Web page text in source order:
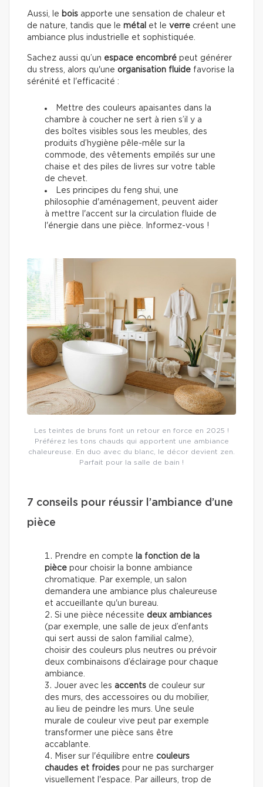
Aussi, le bois apporte une sensation de chaleur et
de nature, tandis que le métal et le verre créent une
ambiance plus industrielle et sophistiquée.
Sachez aussi qu’un espace encombré peut générer
du stress, alors qu'une organisation fluide favorise la
sérénité et l'efficacité :
Mettre des couleurs apaisantes dans la
chambre à coucher ne sert à rien s’il y a
des boîtes visibles sous les meubles, des
produits d’hygiène pêle-mêle sur la
commode, des vêtements empilés sur une
chaise et des piles de livres sur votre table
de chevet.
Les principes du feng shui, une
philosophie d'aménagement, peuvent aider
à mettre l'accent sur la circulation fluide de
l'énergie dans une pièce. Informez-vous !
Les teintes de bruns font un retour en force en 2025 !
Préférez les tons chauds qui apportent une ambiance
chaleureuse. En duo avec du blanc, le décor devient zen.
Parfait pour la salle de bain !
7 conseils pour réussir l’ambiance d’une
pièce
Prendre en compte
la fonction de la
pièce pour choisir la bonne ambiance
chromatique. Par exemple, un salon
demandera une ambiance plus chaleureuse
et accueillante qu'un bureau.
Si une pièce nécessite deux ambiances
(par exemple, une salle de jeux d’enfants
qui sert aussi de salon familial calme),
choisir des couleurs plus neutres ou prévoir
deux combinaisons d’éclairage pour chaque
ambiance.
Jouer avec les accents de couleur sur
des murs, des accessoires ou du mobilier,
au lieu de peindre les murs. Une seule
murale de couleur vive peut par exemple
transformer une pièce sans être
accablante.
Miser sur l'équilibre entre couleurs
chaudes et froides pour ne pas surcharger
visuellement l'espace. Par ailleurs, trop de